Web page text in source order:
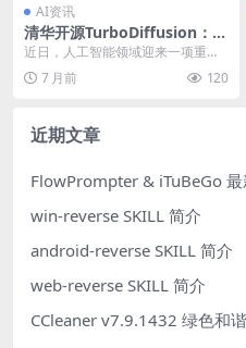
AI资讯
清华开源TurboDiffusion：AI
视频生成加速200倍，5秒视频
近日，人工智能领域迎来一项重大
突破。清华大学TSAIL实验室与生数
科技联合发布了...
7 月前 120
近期文章
FlowPrompter & iTuBeGo
win-reverse SKILL 简介
android-reverse SKILL 简介
web-reverse SKILL 简介
CCleaner v7.9.1432 绿色和